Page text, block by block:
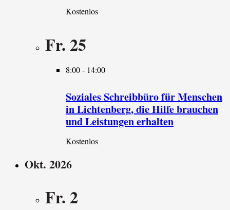
Kostenlos
Fr.25
8:00- 14:00
Soziales Schreibbüro für Menschen
in Lichtenberg, die Hilfe brauchen
und Leistungen erhalten
Kostenlos
Okt. 2026
Fr.2